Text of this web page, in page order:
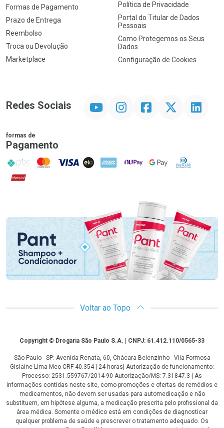
Formas de Pagamento
Prazo de Entrega
Reembolso
Troca ou Devolução
Marketplace
Política de Privacidade
Portal do Titular de Dados
Pessoais
Como Protegemos os Seus
Dados
Configuração de Cookies
Redes Sociais InstagramFacebookTwitter Linkedin
formas de
Pagamento
PIX MasterCard
VISA ELO AMEX NuPay Google PayDiners Club
Hipercard
Promoção em Destaque
Voltar ao Topo
CopyrightCopyright © Drogaria São Paulo S.A. | CNPJ: 61.412.110/0565-33
São Paulo - SP: Avenida Renata, 60, Chácara Belenzinho - Vila Formosa
Gislaine Lima Meo CRF 40.354 | 24 horas| Autorização de funcionamento:
Processo: 2531.559767/2014-90 Autorização/MS: 7.31847.3 | As
informações contidas neste site, como promoções e ofertas de remédios e
medicamentos, não devem ser usadas para automedicação e não
substituem, em hipótese alguma, a medicação prescrita pelo profissional da
área médica. Somente o médico está em condições de diagnosticar
qualquer problema de saúde e prescrever o tratamento adequado. Os